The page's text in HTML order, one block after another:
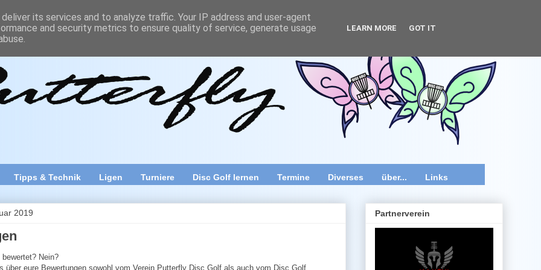
Sport Disc Golf, vor allem in Österreich. Discgolfend sind wir speziell im Raum Wien, Niederösterreich und Burgenland
Parcourstests, Reviews und viele Funposts, lustige Bilder, Videos und diverse Kurztipps.
Tipps & Technik Ligen Turniere Disc Golf lernen Termine Diverses über... Links
2019
Nein?
über eure Bewertungen sowohl vom Verein Putterfly Disc Golf als auch vom Disc Golf
Partnerverein
its services and to analyze traffic. Your IP address and user-agent
and security metrics to ensure quality of service, generate usage
LEARN MORE GOT IT